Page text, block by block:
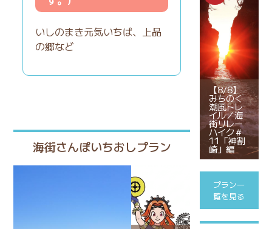
いしのまき元気いちば、 上品
の郷など
海街さんぽいちおしプラン
【8/8】
みちのく
潮風トレ
イル／海
街リレー
ハイク＃
11「神割
崎」編
プラン一
覧を見る